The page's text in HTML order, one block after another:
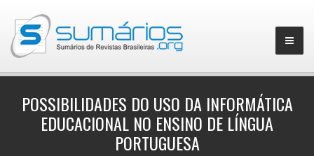
POSSIBILIDADES DO USO DA INFORMÁTICA
EDUCACIONAL NO ENSINO DE LÍNGUA
PORTUGUESA